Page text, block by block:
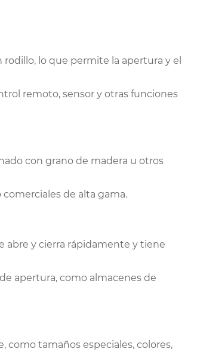
lo que permite la apertura y el
remoto, sensor y otras funciones
con grano de madera u otros
de alta gama.
abre y cierra rápidamente y tiene
apertura, como almacenes de
como tamaños especiales, colores,